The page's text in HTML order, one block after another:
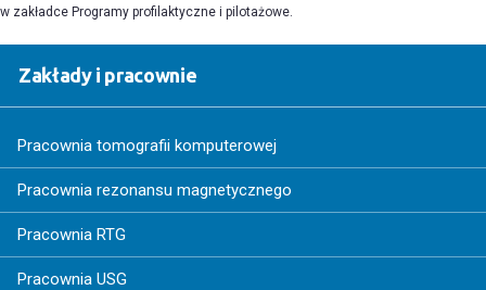
w zakładce Programy profilaktyczne i pilotażowe.
Zakłady i pracownie
Pracownia tomografii komputerowej
Pracownia rezonansu magnetycznego
Pracownia RTG
Pracownia USG